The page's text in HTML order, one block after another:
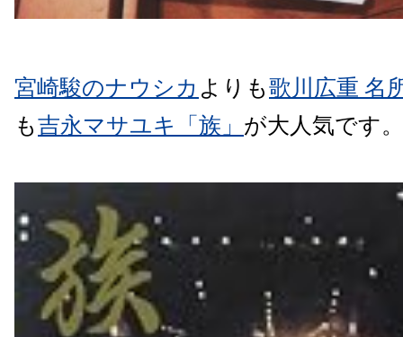
宮崎駿のナウシカ よりも歌川広重 名
も吉永マサユキ「族」 が大人気です。